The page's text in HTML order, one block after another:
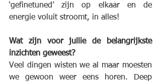
‘gefinetuned’ zijn op elkaar en de
energie voluit stroomt, in alles!
Wat zijn voor jullie de belangrijkste
inzichten geweest?
Veel dingen wisten we al maar moesten
we gewoon weer eens horen. Deep